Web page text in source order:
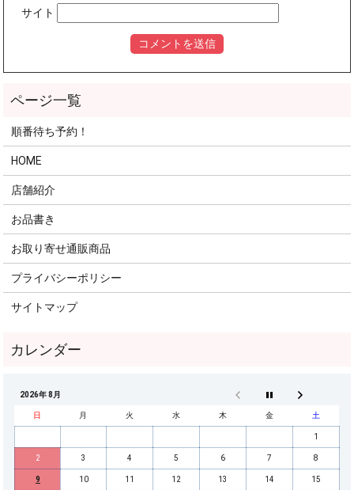
サイト
順番待ち予約！
HOME
店舗紹介
お品書き
お取り寄せ通販商品
プライバシーポリシー
サイトマップ
2026年 8月
日 月 火 水 木 金 土
1
2 3 4 5 6 7 8
9 10 11 12 13 14 15